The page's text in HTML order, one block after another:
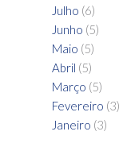
Julho (6)
Junho (5)
Maio (5)
Abril (5)
Março (5)
Fevereiro (3)
Janeiro (3)